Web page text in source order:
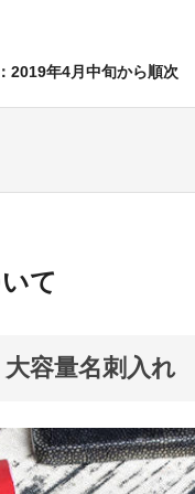
2019年4月中旬から順次
て
容量名刺入れ